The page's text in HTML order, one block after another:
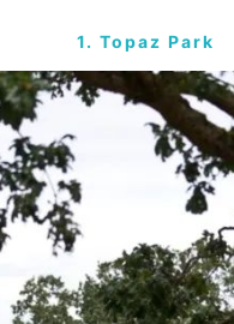
1. Topaz Park